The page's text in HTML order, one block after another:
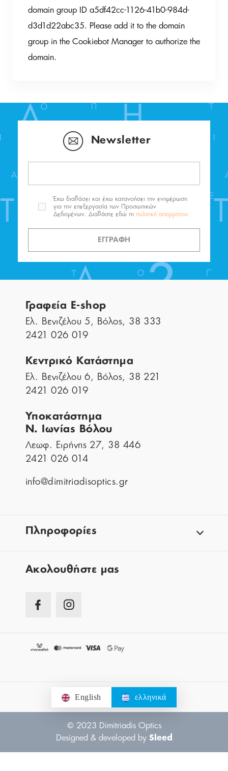
domain group ID a5df42cc-1126-41b0-984d-
d3d1d22abc35. Please add it to the domain
group in the Cookiebot Manager to authorize the
domain.
Newsletter
ΕΓΓΡΑΦΗ
Έχω διαβάσει και έχω κατανοήσει την ενημέρωση
για την επεξεργασία των Προσωπικών
Δεδομένων. Διαβάστε εδώ τη πολιτική απορρήτου.
Γραφεία E-shop
Ελ. Βενιζέλου 5, Βόλος, 38 333
2421 026 019
Κεντρικό Κατάστημα
Ελ. Βενιζέλου 6, Βόλος, 38 221
2421 026 019
Υποκατάστημα
Ν. Ιωνίας Βόλου
Λεωφ. Ειρήνης 27, 38 446
2421 026 014
info@dimitriadisoptics.gr
Πληροφορίες
Aκολουθήστε μας
English ελληνικά
© 2023 Dimitriadis Optics
Designed & developed by Sleed